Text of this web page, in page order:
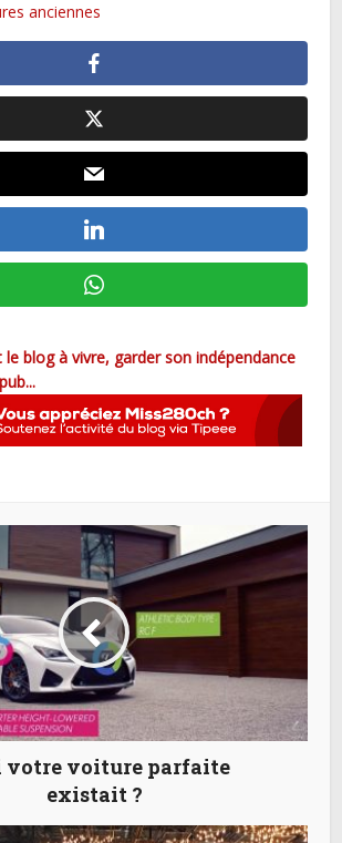
anciennes
le blog à vivre, garder son indépendance
votre voiture parfaite
existait ?